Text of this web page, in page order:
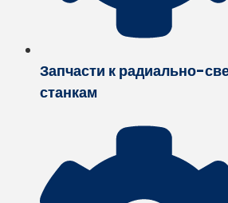
Запчасти к радиально-
станкам